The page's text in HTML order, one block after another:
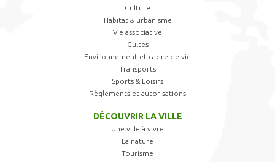
Culture
Habitat & urbanisme
Vie associative
Cultes
Environnement et cadre de vie
Transports
Sports & Loisirs
Règlements et autorisations
DÉCOUVRIR LA VILLE
Une ville à vivre
La nature
Tourisme